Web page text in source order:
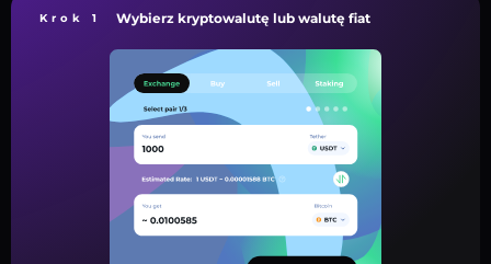
Krok 1 Wybierz kryptowalutę lub walutę fiat